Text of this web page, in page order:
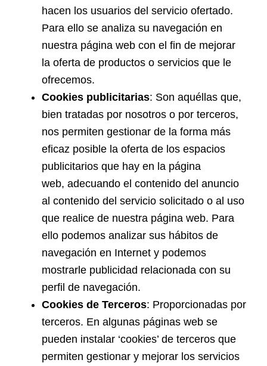
hacen los usuarios del servicio ofertado.
Para ello se analiza su navegación en
nuestra página web con el fin de mejorar
la oferta de productos o servicios que le
ofrecemos.
Cookies publicitarias: Son aquéllas que,
bien tratadas por nosotros o por terceros,
nos permiten gestionar de la forma más
eficaz posible la oferta de los espacios
publicitarios que hay en la página
web, adecuando el contenido del anuncio
al contenido del servicio solicitado o al uso
que realice de nuestra página web. Para
ello podemos analizar sus hábitos de
navegación en Internet y podemos
mostrarle publicidad relacionada con su
perfil de navegación.
Cookies de Terceros: Proporcionadas por
terceros. En algunas páginas web se
pueden instalar ‘cookies’ de terceros que
permiten gestionar y mejorar los servicios